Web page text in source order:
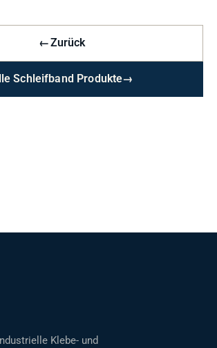
←Zurück
Schleifband Produkte→
Klebe- und